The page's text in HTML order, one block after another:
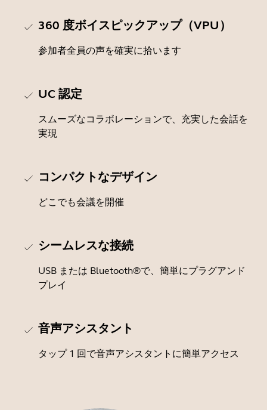
360 度ボイスピックアップ（VPU）
参加者全員の声を確実に拾います
UC 認定
スムーズなコラボレーションで、充実した会話を
実現
コンパクトなデザイン
どこでも会議を開催
シームレスな接続
USB または Bluetooth®で、簡単にプラグアンド
プレイ
音声アシスタント
タップ 1 回で音声アシスタントに簡単アクセス